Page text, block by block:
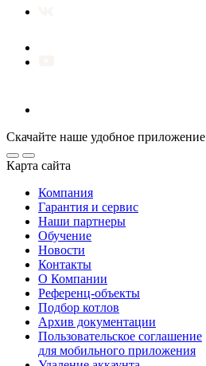
Скачайте наше удобное приложение
Карта сайта
Компания
Гарантия и сервис
Наши партнеры
Обучение
Новости
Контакты
О Компании
Референц-объекты
Подбор котлов
Архив документации
Пользовательское соглашение
для мобильного приложения